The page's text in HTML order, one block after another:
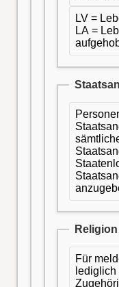
LV =
LA =
Religion
Für